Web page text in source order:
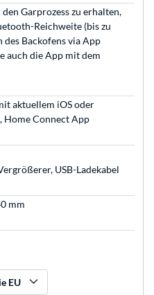
Garprozess zu erhalten,
Reichweite (bis zu
Backofens via App
auch die App mit dem
aktuellem iOS oder
Home Connect App
USB-Ladekabel
mm
EU